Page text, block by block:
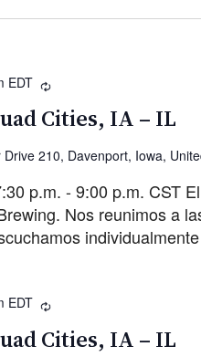
EDT Recurrente
Cities, IA – IL
Drive 210, Davenport, Iowa,
p.m. - 9:00 p.m. CST
Nos reunimos a
EDT Recurrente
Cities, IA – IL